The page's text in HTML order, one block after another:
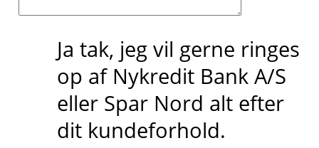
Ja tak, jeg vil gerne ringes
op af Nykredit Bank A/S
eller Spar Nord alt efter
dit kundeforhold.